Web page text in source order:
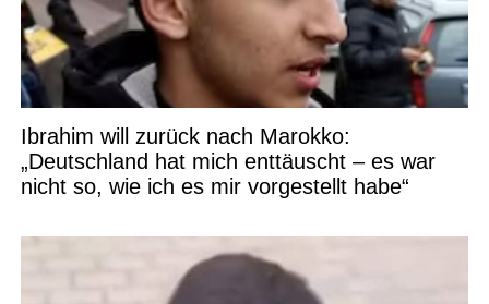
Ibrahim will zurück nach Marokko:
„Deutschland hat mich enttäuscht – es war
nicht so, wie ich es mir vorgestellt habe“